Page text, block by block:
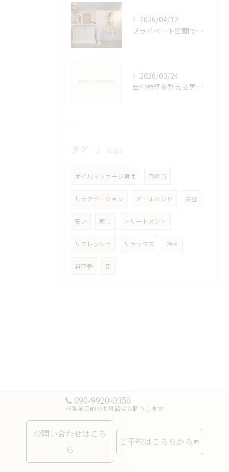
2026/04/12
プライベート空間で極上アロマリンパケアの効果
2026/03/24
自律神経を整える男性オイルマッサージ
タグ Tags
オイルマッサージ男性 岡崎市
リラクゼーション オールハンド 美容
安い 癒し トリートメント
リフレッシュ リラックス 冷え
肩甲骨 足
090-9920-0350
※営業目的のお電話はお断りします
お問い合わせはこち
ら
ご予約はこちらから